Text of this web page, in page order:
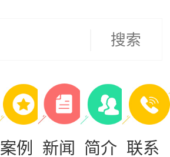
搜索
案例 新闻 简介 联系